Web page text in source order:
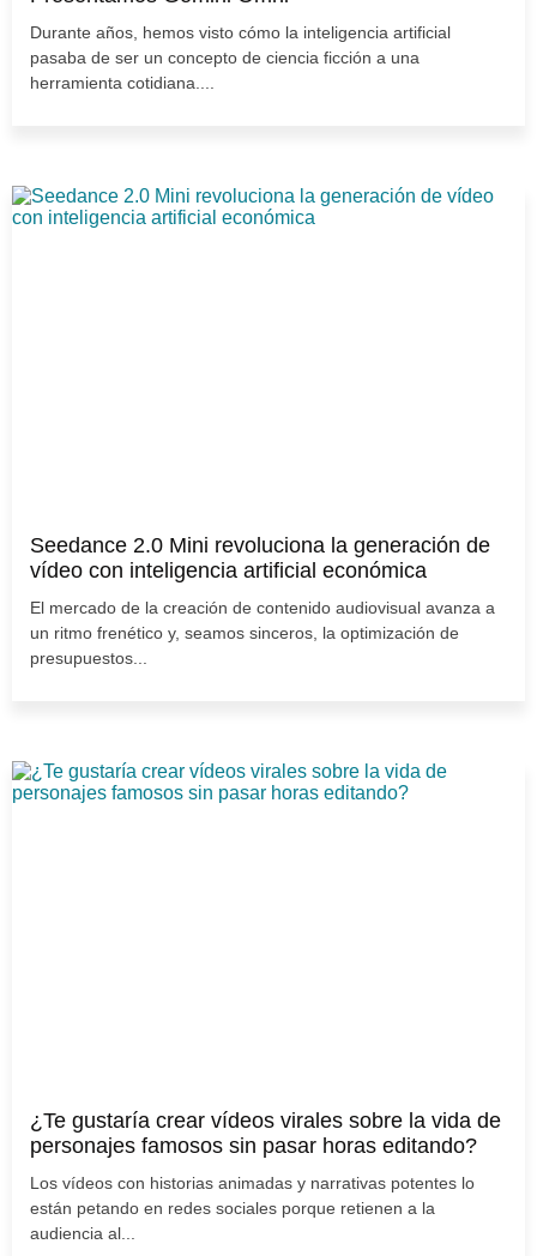
Durante años, hemos visto cómo la inteligencia artificial
pasaba de ser un concepto de ciencia ficción a una
herramienta cotidiana....
Seedance 2.0 Mini revoluciona la generación de
vídeo con inteligencia artificial económica
El mercado de la creación de contenido audiovisual avanza a
un ritmo frenético y, seamos sinceros, la optimización de
presupuestos...
¿Te gustaría crear vídeos virales sobre la vida de
personajes famosos sin pasar horas editando?
Los vídeos con historias animadas y narrativas potentes lo
están petando en redes sociales porque retienen a la
audiencia al...